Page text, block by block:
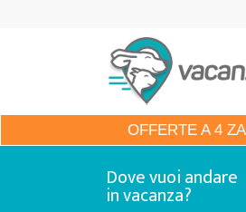
OFFERTEA 4
Dove vuoi andare
in vacanza?